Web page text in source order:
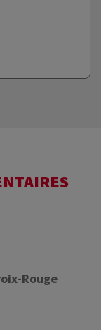
Rouge